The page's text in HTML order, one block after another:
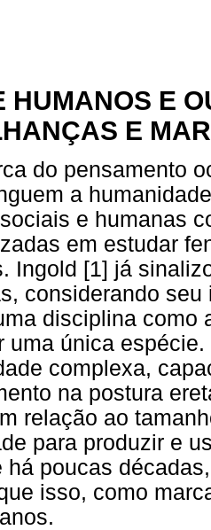
HUMANOS E
E
do pensamento
a
e humanas
em estudar
Ingold [1] já
considerando
disciplina como
uma única
complexa,
na postura
relação ao
para produzir e
há poucas
isso, como